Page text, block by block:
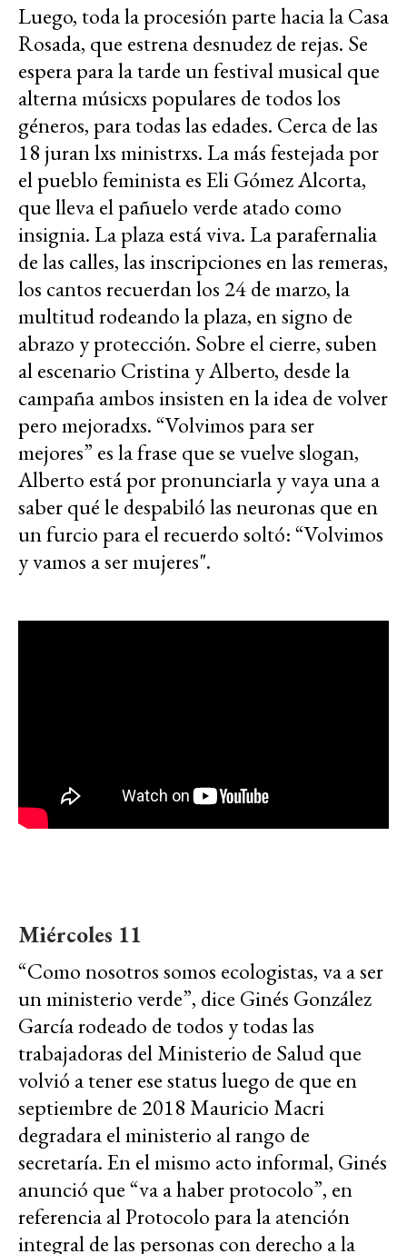
Luego, toda la procesión parte hacia la Casa
Rosada, que estrena desnudez de rejas. Se
espera para la tarde un festival musical que
alterna músicxs populares de todos los
géneros, para todas las edades. Cerca de las
18 juran lxs ministrxs. La más festejada por
el pueblo feminista es Eli Gómez Alcorta,
que lleva el pañuelo verde atado como
insignia. La plaza está viva. La parafernalia
de las calles, las inscripciones en las remeras,
los cantos recuerdan los 24 de marzo, la
multitud rodeando la plaza, en signo de
abrazo y protección. Sobre el cierre, suben
al escenario Cristina y Alberto, desde la
campaña ambos insisten en la idea de volver
pero mejoradxs. “Volvimos para ser
mejores” es la frase que se vuelve slogan,
Alberto está por pronunciarla y vaya una a
saber qué le despabiló las neuronas que en
un furcio para el recuerdo soltó: “Volvimos
y vamos a ser mujeres".
Miércoles 11
“Como nosotros somos ecologistas, va a ser
un ministerio verde”, dice Ginés González
García rodeado de todos y todas las
trabajadoras del Ministerio de Salud que
volvió a tener ese status luego de que en
septiembre de 2018 Mauricio Macri
degradara el ministerio al rango de
secretaría. En el mismo acto informal, Ginés
anunció que “va a haber protocolo”, en
referencia al Protocolo para la atención
integral de las personas con derecho a la